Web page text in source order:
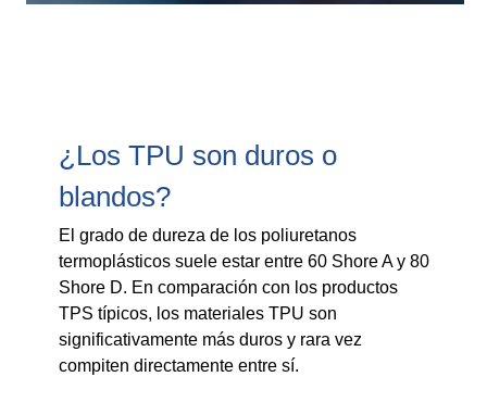
¿Los TPU son duros o
blandos?
El grado de dureza de los poliuretanos
termoplásticos suele estar entre 60 Shore A y 80
Shore D. En comparación con los productos
TPS típicos, los materiales TPU son
significativamente más duros y rara vez
compiten directamente entre sí.